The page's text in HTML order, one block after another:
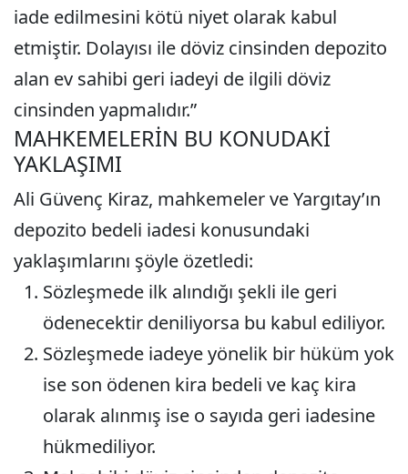
iade edilmesini kötü niyet olarak kabul
etmiştir. Dolayısı ile döviz cinsinden depozito
alan ev sahibi geri iadeyi de ilgili döviz
cinsinden yapmalıdır.”
MAHKEMELERİN BU KONUDAKİ
YAKLAŞIMI
Ali Güvenç Kiraz, mahkemeler ve Yargıtay’ın
depozito bedeli iadesi konusundaki
yaklaşımlarını şöyle özetledi:
Sözleşmede ilk alındığı şekli ile geri
ödenecektir deniliyorsa bu kabul ediliyor.
Sözleşmede iadeye yönelik bir hüküm yok
ise son ödenen kira bedeli ve kaç kira
olarak alınmış ise o sayıda geri iadesine
hükmediliyor.